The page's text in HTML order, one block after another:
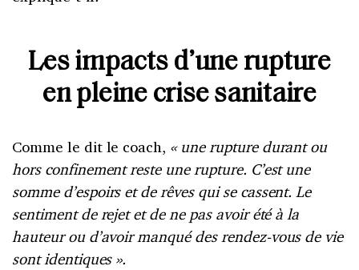
Les impacts d’une rupture
en pleine crise sanitaire
Comme le dit le coach, « une rupture durant ou
hors confinement reste une rupture. C’est une
somme d’espoirs et de rêves qui se cassent. Le
sentiment de rejet et de ne pas avoir été à la
hauteur ou d’avoir manqué des rendez-vous de vie
sont identiques ».